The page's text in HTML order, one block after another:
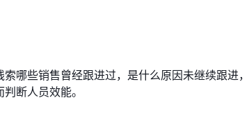
哪些销售曾经跟进过，是什么原因未继续跟进
断人员效能。